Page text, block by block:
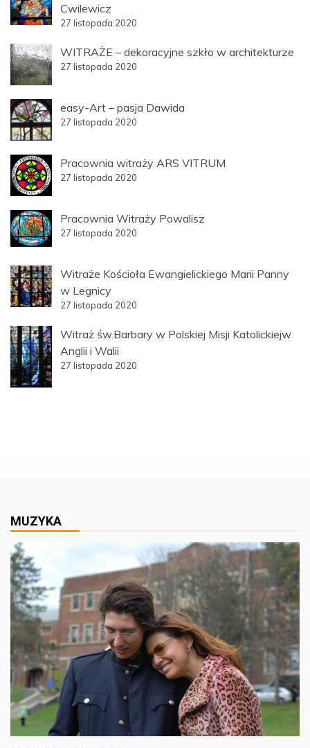
Cwilewicz
27 listopada 2020
WITRAŻE – dekoracyjne szkło w architekturze
27 listopada 2020
easy-Art – pasja Dawida
27 listopada 2020
Pracownia witraży ARS VITRUM
27 listopada 2020
Pracownia Witraży Powalisz
27 listopada 2020
Witraże Kościoła Ewangielickiego Marii Panny
w Legnicy
27 listopada 2020
Witraż św.Barbary w Polskiej Misji Katolickiejw
Anglii i Walii
27 listopada 2020
MUZYKA